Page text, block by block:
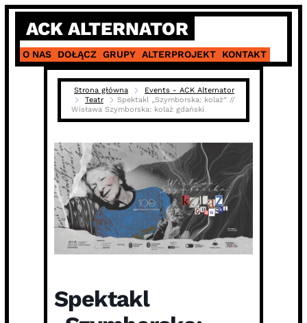
Skip
content
ACK ALTERNATOR
O NAS DOŁĄCZ GRUPY ALTERPROJEKT KONTAKT
Strona główna
Events - ACK Alternator
Teatr
Spektakl „Szymborska: kolaż” //
Wisława Szymborska: kolaż gdański
Spektakl